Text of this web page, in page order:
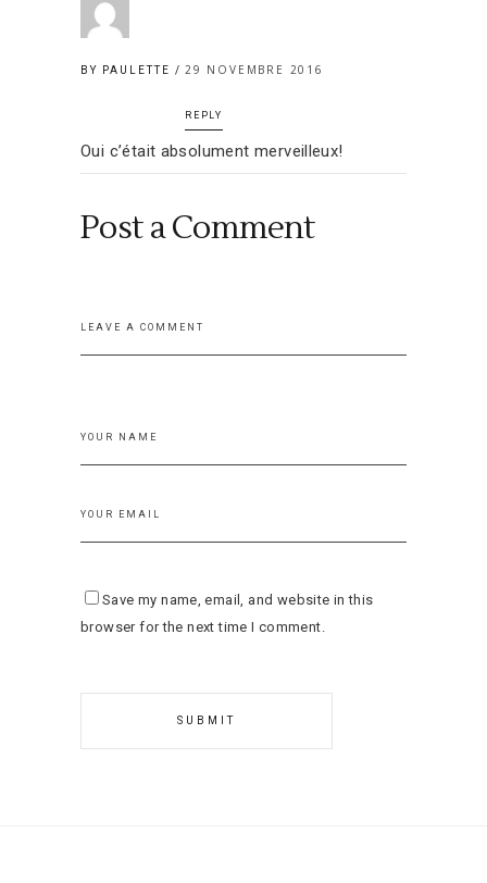
BY PAULETTE 29 NOVEMBRE 2016
REPLY
Oui c’était absolument merveilleux!
Post a Comment
Save my name, email, and website in this
browser for the next time I comment.